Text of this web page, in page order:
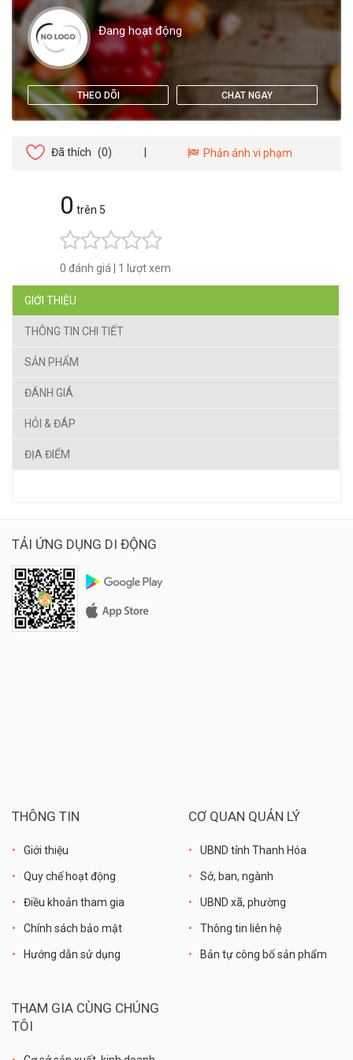
Đang hoạt động
THEO DÕI CHAT NGAY
Đã thích (0) Phản ánh vi phạm
0 trên 5
0 đánh giá 1 lượt xem
GIỚI THIỆU
THÔNG TIN CHI TIẾT
SẢN PHẨM
ĐÁNH GIÁ
HỎI & ĐÁP
ĐỊA ĐIỂM
TẢI ỨNG DỤNG DI ĐỘNG
THÔNG TIN
Giới thiệu
Quy chế hoạt động
Điều khoản tham gia
Chính sách bảo mật
Hướng dẫn sử dụng
CƠ QUAN QUẢN LÝ
UBND tỉnh Thanh Hóa
Sở, ban, ngành
UBND xã, phường
Thông tin liên hệ
Bản tự công bố sản phẩm
THAM GIA CÙNG CHÚNG
TÔI